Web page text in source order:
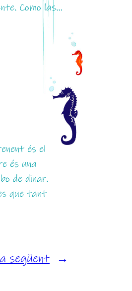
Como las…
és el
és una
de dinar.
que tant
següent →